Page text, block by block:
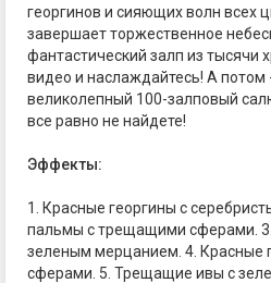
георгинов и сияющих волн всех
завершает торжественное
фантастический залп из тысячи
видео и наслаждайтесь! А потом
великолепный 100-залповый
все равно не найдете!
Эффекты:
1. Красные георгины с
пальмы с трещащими сферами.
зеленым мерцанием. 4.
сферами. 5. Трещащие ивы с